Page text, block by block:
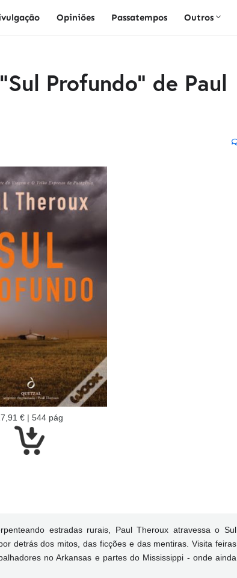
Opiniões Passatempos Outros
Profundo" de Paul
€ | 544 pág
estradas rurais, Paul Theroux atravessa o Sul
detrás dos mitos, das ficções e das mentiras. Visita feiras
no Arkansas e partes do Mississippi - onde ainda